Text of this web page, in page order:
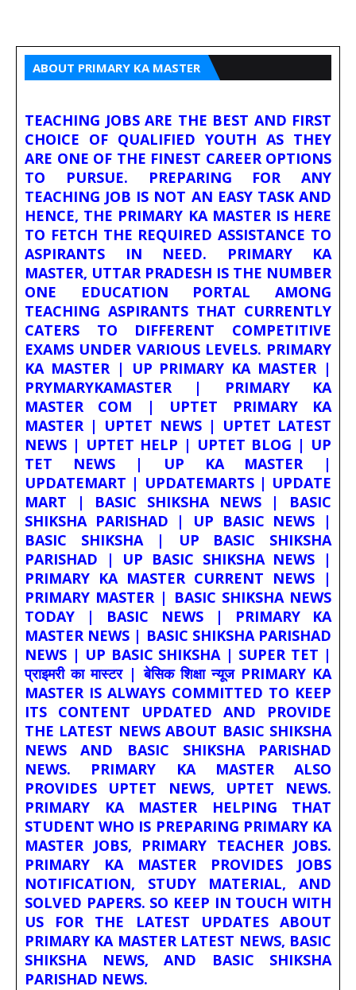
ABOUT PRIMARY KA MASTER
TEACHING JOBS ARE THE BEST AND FIRST
CHOICE OF QUALIFIED YOUTH AS THEY
ARE ONE OF THE FINEST CAREER OPTIONS
TO PURSUE. PREPARING FOR ANY
TEACHING JOB IS NOT AN EASY TASK AND
HENCE, THE PRIMARY KA MASTER IS HERE
TO FETCH THE REQUIRED ASSISTANCE TO
ASPIRANTS IN NEED. PRIMARY KA
MASTER, UTTAR PRADESH IS THE NUMBER
ONE EDUCATION PORTAL AMONG
TEACHING ASPIRANTS THAT CURRENTLY
CATERS TO DIFFERENT COMPETITIVE
EXAMS UNDER VARIOUS LEVELS. PRIMARY
KA MASTER | UP PRIMARY KA MASTER |
PRYMARYKAMASTER | PRIMARY KA
MASTER COM | UPTET PRIMARY KA
MASTER | UPTET NEWS | UPTET LATEST
NEWS | UPTET HELP | UPTET BLOG | UP
TET NEWS | UP KA MASTER |
UPDATEMART | UPDATEMARTS | UPDATE
MART | BASIC SHIKSHA NEWS | BASIC
SHIKSHA PARISHAD | UP BASIC NEWS |
BASIC SHIKSHA | UP BASIC SHIKSHA
PARISHAD | UP BASIC SHIKSHA NEWS |
PRIMARY KA MASTER CURRENT NEWS |
PRIMARY MASTER | BASIC SHIKSHA NEWS
TODAY | BASIC NEWS | PRIMARY KA
MASTER NEWS | BASIC SHIKSHA PARISHAD
NEWS | UP BASIC SHIKSHA | SUPER TET |
प्राइमरी का मास्टर | बेसिक शिक्षा न्यूज PRIMARY KA
MASTER IS ALWAYS COMMITTED TO KEEP
ITS CONTENT UPDATED AND PROVIDE
THE LATEST NEWS ABOUT BASIC SHIKSHA
NEWS AND BASIC SHIKSHA PARISHAD
NEWS. PRIMARY KA MASTER ALSO
PROVIDES UPTET NEWS, UPTET NEWS.
PRIMARY KA MASTER HELPING THAT
STUDENT WHO IS PREPARING PRIMARY KA
MASTER JOBS, PRIMARY TEACHER JOBS.
PRIMARY KA MASTER PROVIDES JOBS
NOTIFICATION, STUDY MATERIAL, AND
SOLVED PAPERS. SO KEEP IN TOUCH WITH
US FOR THE LATEST UPDATES ABOUT
PRIMARY KA MASTER LATEST NEWS, BASIC
SHIKSHA NEWS, AND BASIC SHIKSHA
PARISHAD NEWS.